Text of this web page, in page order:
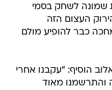
שמונה לשחק בסמי
העצום הזה
כבר להופיע מולם
הוסיף: "עקבנו אחרי
והתרשמנו מאוד